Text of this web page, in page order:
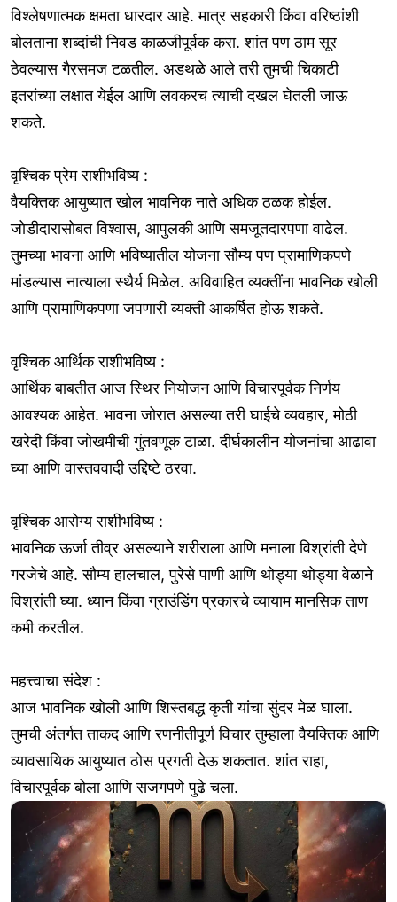
विश्लेषणात्मक क्षमता धारदार आहे. मात्र सहकारी किंवा वरिष्ठांशी
बोलताना शब्दांची निवड काळजीपूर्वक करा. शांत पण ठाम सूर
ठेवल्यास गैरसमज टळतील. अडथळे आले तरी तुमची चिकाटी
इतरांच्या लक्षात येईल आणि लवकरच त्याची दखल घेतली जाऊ
शकते.
वृश्चिक प्रेम राशीभविष्य :
वैयक्तिक आयुष्यात खोल भावनिक नाते अधिक ठळक होईल.
जोडीदारासोबत विश्वास, आपुलकी आणि समजूतदारपणा वाढेल.
तुमच्या भावना आणि भविष्यातील योजना सौम्य पण प्रामाणिकपणे
मांडल्यास नात्याला स्थैर्य मिळेल. अविवाहित व्यक्तींना भावनिक खोली
आणि प्रामाणिकपणा जपणारी व्यक्ती आकर्षित होऊ शकते.
वृश्चिक आर्थिक राशीभविष्य :
आर्थिक बाबतीत आज स्थिर नियोजन आणि विचारपूर्वक निर्णय
आवश्यक आहेत. भावना जोरात असल्या तरी घाईचे व्यवहार, मोठी
खरेदी किंवा जोखमीची गुंतवणूक टाळा. दीर्घकालीन योजनांचा आढावा
घ्या आणि वास्तववादी उद्दिष्टे ठरवा.
वृश्चिक आरोग्य राशीभविष्य :
भावनिक ऊर्जा तीव्र असल्याने शरीराला आणि मनाला विश्रांती देणे
गरजेचे आहे. सौम्य हालचाल, पुरेसे पाणी आणि थोड्या थोड्या वेळाने
विश्रांती घ्या. ध्यान किंवा ग्राउंडिंग प्रकारचे व्यायाम मानसिक ताण
कमी करतील.
महत्त्वाचा संदेश :
आज भावनिक खोली आणि शिस्तबद्ध कृती यांचा सुंदर मेळ घाला.
तुमची अंतर्गत ताकद आणि रणनीतीपूर्ण विचार तुम्हाला वैयक्तिक आणि
व्यावसायिक आयुष्यात ठोस प्रगती देऊ शकतात. शांत राहा,
विचारपूर्वक बोला आणि सजगपणे पुढे चला.